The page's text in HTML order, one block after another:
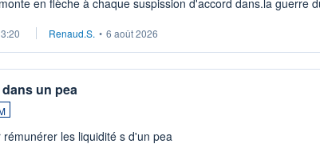
Renaud.S. • 6 août 2026
un pea
les liquidité s d'un pea